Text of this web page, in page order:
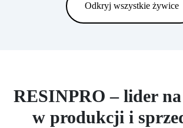
Odkryj wszystkie żywice
RESINPRO – lider
w produkcji i